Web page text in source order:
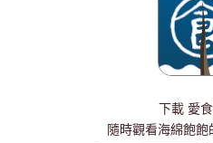
下載 愛
隨時觀看海綿飽飽